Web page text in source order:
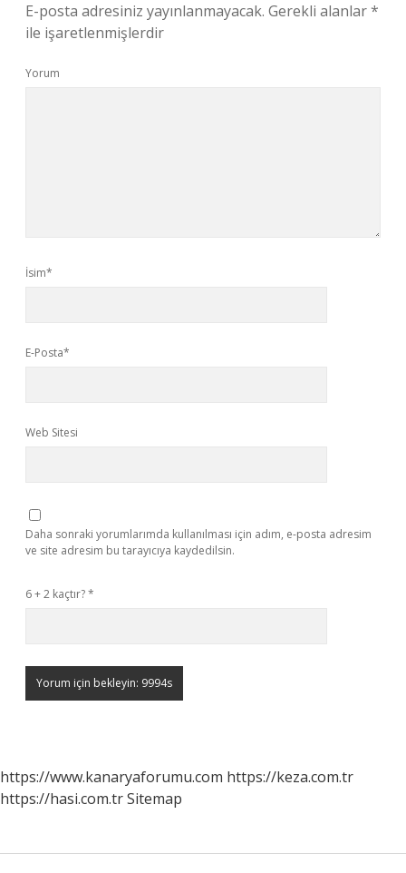
E-posta adresiniz yayınlanmayacak. Gerekli alanlar*
ile işaretlenmişlerdir
Yorum
İsim*
E-Posta*
Web Sitesi
Daha sonraki yorumlarımda kullanılması için adım, e-posta adresim
ve site adresim bu tarayıcıya kaydedilsin.
6 + 2 kaçtır?*
https://www.kanaryaforumu.com https://keza.com.tr
https://hasi.com.trSitemap